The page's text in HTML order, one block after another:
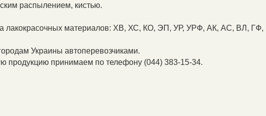
распылением, кистью.
лакокрасочных материалов: ХВ, ХС, КО, ЭП, УР, УРФ, АК, АС, ВЛ,
Украины автоперевозчиками.
продукцию принимаем по телефону (044) 383-15-34.